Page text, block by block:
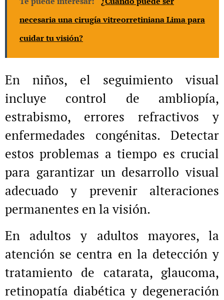
necesaria una cirugía vitreorretiniana Lima para
cuidar tu visión?
En niños, el seguimiento visual
incluye control de ambliopía,
estrabismo, errores refractivos y
enfermedades congénitas. Detectar
estos problemas a tiempo es crucial
para garantizar un desarrollo visual
adecuado y prevenir alteraciones
permanentes en la visión.
En adultos y adultos mayores, la
atención se centra en la detección y
tratamiento de catarata, glaucoma,
retinopatía diabética y degeneración